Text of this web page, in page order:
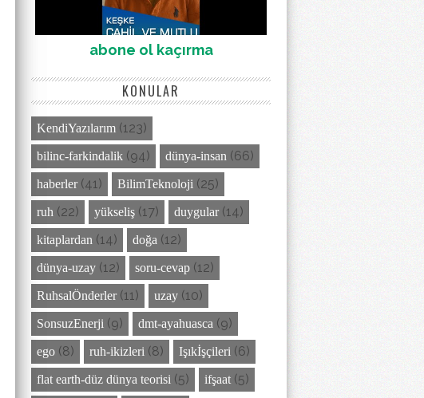
abone ol kaçırma
KONULAR
KendiYazılarım (123)
bilinc-farkindalik (94) dünya-insan (66)
haberler (41) BilimTeknoloji (25)
ruh (22) yükseliş (17) duygular (14)
kitaplardan (14) doğa (12)
dünya-uzay (12) soru-cevap (12)
RuhsalÖnderler (11) uzay (10)
SonsuzEnerji (9) dmt-ayahuasca (9)
ego (8) ruh-ikizleri (8) Işıkİşçileri (6)
flat earth-düz dünya teorisi (5) ifşaat (5)